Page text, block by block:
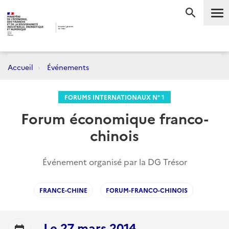
Accueil Événements
FORUMS INTERNATIONAUX N° 1
Forum économique franco-
chinois
Événement organisé par la DG Trésor
FRANCE-CHINE FORUM-FRANCO-CHINOIS